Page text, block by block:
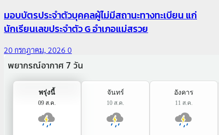
มอบบัตรประจำตัวบุคคลผู้ไม่มีสถานะทางทะเบียน แก่
นักเรียนเลขประจำตัว G อำเภอแม่สรวย
20 กรกฎาคม, 2026 0